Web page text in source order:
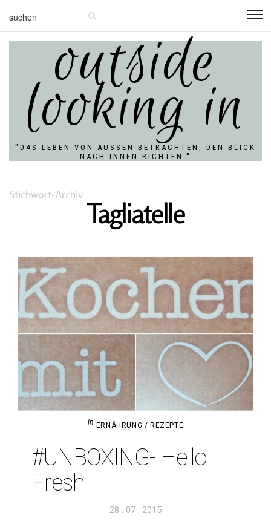
outside
looking in
"DAS LEBEN VON AUSSEN BETRACHTEN, DEN BLICK N
ACH INNEN RICHTEN."
Stichwort-Archiv
Tagliatelle
in ERNÄHRUNG / REZEPTE
#UNBOXING- Hello
Fresh
Veröffentlicht
28 . 07 . 2015